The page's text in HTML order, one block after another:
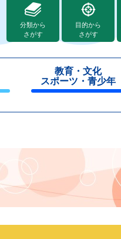
分類から
さがす
目的から
さがす
教育・文化
スポーツ・青少年
じ